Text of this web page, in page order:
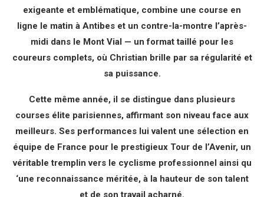
exigeante et emblématique, combine une course en
ligne le matin à Antibes et un contre-la-montre l’après-
midi dans le Mont Vial — un format taillé pour les
coureurs complets, où Christian brille par sa régularité et
sa puissance.
Cette même année, il se distingue dans plusieurs
courses élite parisiennes, affirmant son niveau face aux
meilleurs. Ses performances lui valent une sélection en
équipe de France pour le prestigieux Tour de l’Avenir, un
véritable tremplin vers le cyclisme professionnel ainsi qu
‘une reconnaissance méritée, à la hauteur de son talent
et de son travail acharné.